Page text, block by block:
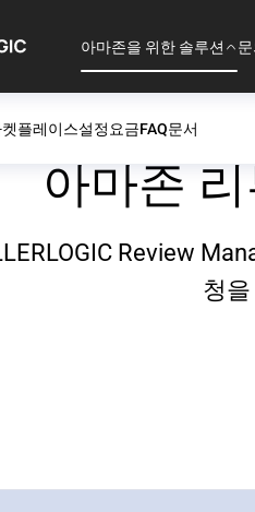
아마존을 위한 솔루션
플레이스설정 요금FAQ문서
아마존
Review
청